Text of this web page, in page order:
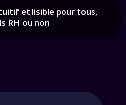
et lisible pour tous,
RH ou non